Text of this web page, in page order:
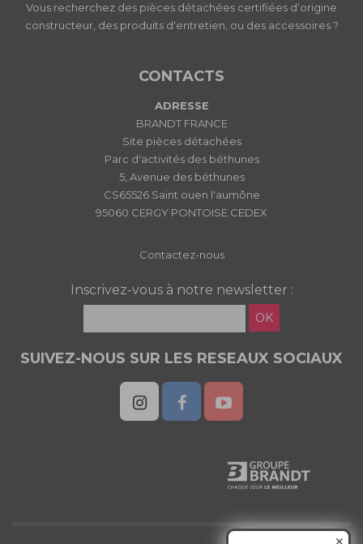
Vous recherchez des pièces détachées certifiées d’origine
constructeur, des produits d'entretien, ou des accessoires ?
CONTACTS
ADRESSE
BRANDT FRANCE
Site pièces détachées
Parc d'activités des béthunes
5, Avenue des béthunes
CS65526 Saint ouen l'aumône
95060 CERGY PONTOISE CEDEX
Contactez-nous
Inscrivez-vous à notre newsletter :
OK
SUIVEZ-NOUS SUR LES RESEAUX SOCIAUX